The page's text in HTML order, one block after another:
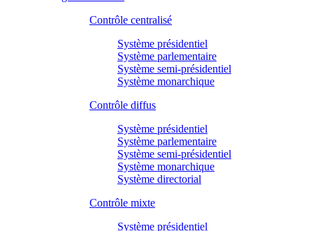
Contrôle centralisé
Système présidentiel
Système parlementaire
Système semi-présidentiel
Système monarchique
Contrôle diffus
Système présidentiel
Système parlementaire
Système semi-présidentiel
Système monarchique
Système directorial
Contrôle mixte
Système présidentiel